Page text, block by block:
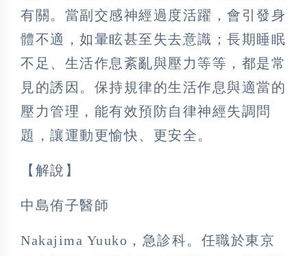
有關。當副交感神經過度活躍，會引發身
體不適，如暈眩甚至失去意識；長期睡眠
不足、生活作息紊亂與壓力等等，都是常
見的誘因。保持規律的生活作息與適當的
壓力管理，能有效預防自律神經失調問
題，讓運動更愉快、更安全。
【解說】
中島侑子醫師
Nakajima Yuuko，急診科。任職於東京